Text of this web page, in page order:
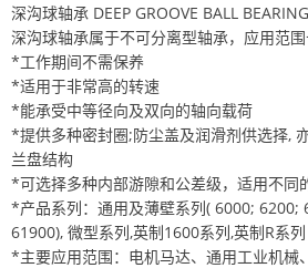
深沟球轴承 DEEP GROOVE BALL BEARING
深沟球轴承属于不可分离型轴承，应用范围
*工作期间不需保养
*适用于非常高的转速
*能承受中等径向及双向的轴向载荷
*提供多种密封圈;防尘盖及润滑剂供选择,
兰盘结构
*可选择多种内部游隙和公差级，适用不同
*产品系列：通用及薄壁系列( 6000; 6200;
61900), 微型系列,英制1600系列,英制R系列
*主要应用范围：电机马达、通用工业机械